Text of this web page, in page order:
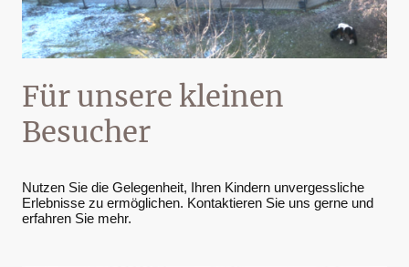
Für unsere kleinen
Besucher
Nutzen Sie die Gelegenheit, Ihren Kindern unvergessliche
Erlebnisse zu ermöglichen. Kontaktieren Sie uns gerne und
erfahren Sie mehr.